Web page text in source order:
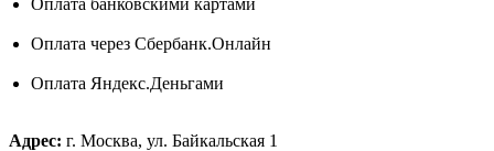
Оплата через Сбербанк.Онлайн
Оплата Яндекс.Деньгами
Адрес: г. Москва, ул. Байкальская 1